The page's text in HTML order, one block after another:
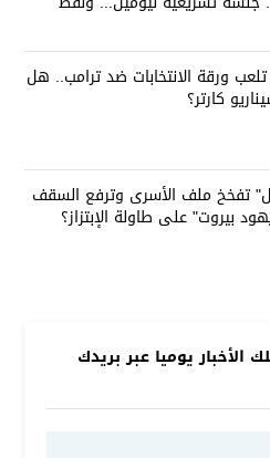
ورقة الانتخابات ضد ترامب.. هل
كارتر؟
تفخخ ملف الأسرى وترفع السقف
بيروت" على طاولة الإبتزاز؟
الأخبار يوميا عبر بريدك